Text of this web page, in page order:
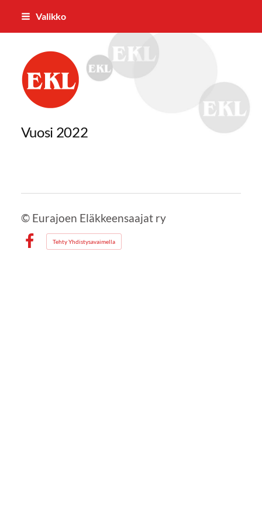
Siirry
Valikko
Eurajoen Eläkkeensaajat ry
Vuosi 2022
© Eurajoen Eläkkeensaajat ry
Facebook
Tehty Yhdistysavaimella